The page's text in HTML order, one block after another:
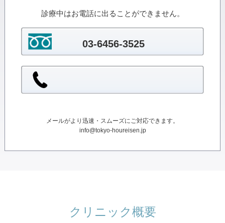
診療中はお電話に出ることができません。
03-6456-3525
メールがより迅速・スムーズにご対応できます。
info@tokyo-houreisen.jp
クリニック概要